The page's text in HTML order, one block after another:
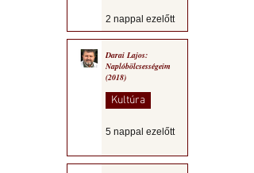
2 nappal ezelőtt
Darai Lajos:
Naplóbölcsességeim
(2018)
Kultúra
5 nappal ezelőtt